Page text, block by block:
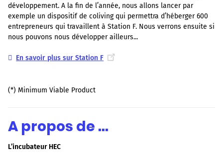
développement. A la fin de l’année, nous allons lancer par
exemple un dispositif de coliving qui permettra d’héberger 600
entrepreneurs qui travaillent à Station F. Nous verrons ensuite si
nous pouvons nous développer ailleurs...
En savoir plus sur Station F
(*) Minimum Viable Product
A propos de ...
L’incubateur HEC